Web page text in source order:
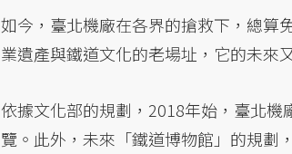
如今，臺北機廠在各界的搶救下，總算
業遺產與鐵道文化的老場址，它的未來
依據文化部的規劃，2018年始，臺北
覽。此外，未來「鐵道博物館」的規劃